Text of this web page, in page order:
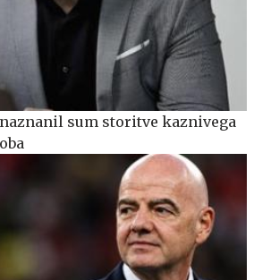
sum storitve kaznivega